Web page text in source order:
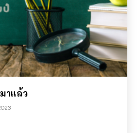
าแล้ว